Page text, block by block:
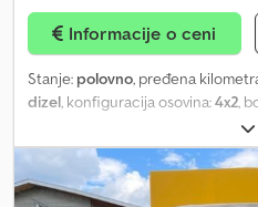
Informacije o ceni
Stanje: polovno, pređena
dizel, konfiguracija osovina:4x2,
, Oprema:
100E22 /P: - Prva registracija 12/
– Euro 6; - oko 272.000 km; -
automatski menjač; - retarder